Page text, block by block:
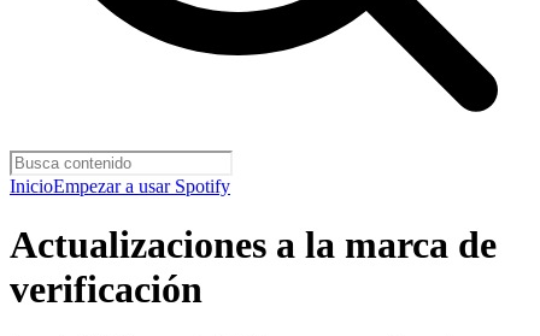
InicioEmpezar a usar Spotify
Actualizaciones a la marca de
verificación